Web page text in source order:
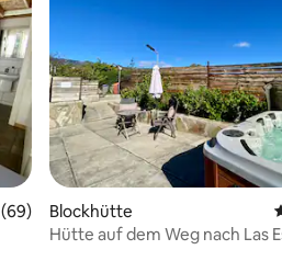
Bewertung: 4,81 von 5,
Blockhütte
Hütte auf dem Weg nach Las